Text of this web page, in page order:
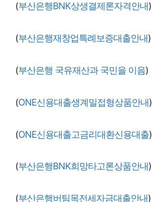
(부산은행BNK상생결제론자격안내)
(부산은행재창업특례보증대출안내)
(부산은행 국유재산과 국민을 이음)
(ONE신용대출생계밀접형상품안내)
(ONE신용대출고금리대환신용대출)
(부산은행BNK희망타고론상품안내)
(부산은행버팀목전세자금대출안내)